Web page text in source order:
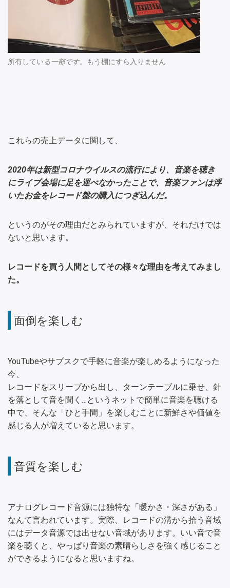
所有している一部です。もう棚にすら入りません
これらの売上データに関して、
2020年は新型コロナウイルスの流行により、音楽を聴き
にライブ会場に足を運べなかったことで、音楽ファンは浮
いたお金をレコード盤の購入につぎ込んだ。
というのがその理由だとみられていますが、それだけでは
ないと思います。
レコードを買う人間としてその様々な理由を考えてみまし
た。
面倒を楽しむ
YouTubeやサブスクで手軽に音楽が楽しめるようになった
今、
レコードをスリーブから出し、ターンテーブルに乗せ、針
を落として音を聞く…というネットで簡単に音楽を聴ける
中で、そんな「ひと手間」を楽しむことに新鮮さや価値を
感じる人が増えていると思います。
音質を楽しむ
アナログレコード音源には独特な「暖かさ・深さがある」
なんて言われています。実際、レコードの溝から拾う音域
にはデータ音源では出せない音域があります。いい音で音
楽を聴くと、やっぱり音楽の素晴らしさを強く感じること
ができるようになると思いますね。